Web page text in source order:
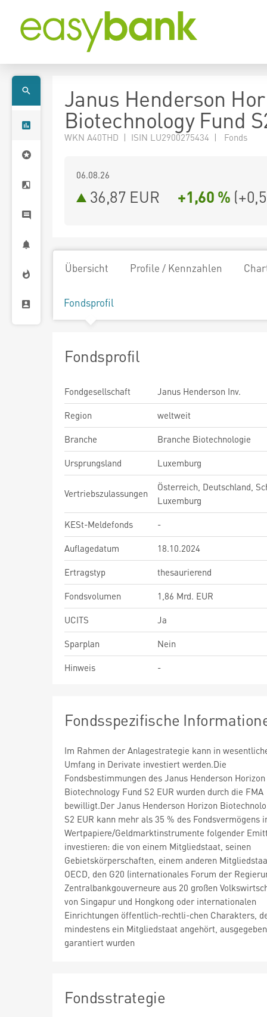
Janus Henderson
Biotechnology Fund
WKN A40THD | ISIN LU2900275434 | Fonds
06.08.26
36,87 EUR +1,60 % (
Übersicht Profile / Kennzahlen
Fondsprofil
Fondsprofil
Fondgesellschaft
Janus Henderson Inv.
Region
weltweit
Branche
Branche Biotechnologie
Ursprungsland
Luxemburg
Vertriebszulassungen
Österreich, Deutschland,
Luxemburg
KESt-Meldefonds
-
Auflagedatum
18.10.2024
Ertragstyp
thesaurierend
Fondsvolumen
1,86 Mrd. EUR
UCITS
Ja
Sparplan
Nein
Hinweis
-
Fondsspezifische
Im Rahmen der Anlagestrategie kann in
Umfang in Derivate investiert werden.Die
Fondsbestimmungen des Janus Henderson Horizon
Biotechnology Fund S2 EUR wurden durch die FMA
bewilligt.Der Janus Henderson Horizon
S2 EUR kann mehr als 35 % des Fondsvermögens
Wertpapiere/Geldmarktinstrumente folgender
investieren: die von einem Mitgliedstaat, seinen
Gebietskörperschaften, einem anderen
OECD, den G20 (internationales Forum der
Zentralbankgouverneure aus 20 großen
von Singapur und Hongkong oder internationalen
Einrichtungen öffentlich-rechtli-chen Charakters,
mindestens ein Mitgliedstaat angehört,
garantiert wurden
Fondsstrategie